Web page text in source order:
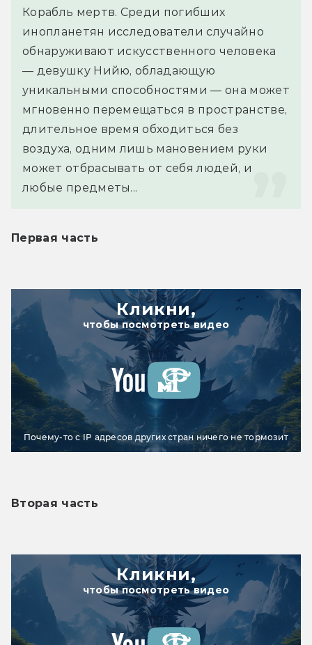
Корабль мертв. Среди погибших
инопланетян исследователи случайно
обнаруживают искусственного человека
— девушку Нийю, обладающую
уникальными способностями — она может
мгновенно перемещаться в пространстве,
длительное время обходиться без
воздуха, одним лишь мановением руки
может отбрасывать от себя людей, и
любые предметы...
Первая часть
Кликни,
чтобы посмотреть видео
Почему-то с IP адресов других стран ничего не тормозит
Вторая часть
Кликни,
чтобы посмотреть видео